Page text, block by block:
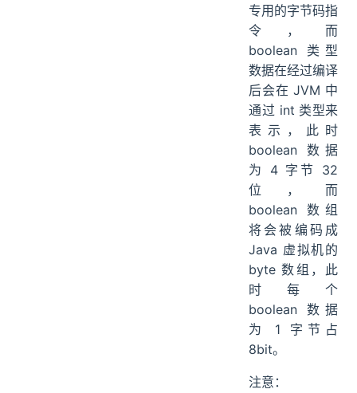
专用的字节码指
令，而
boolean 类型
数据在经过编译
后会在 JVM 中
通过 int 类型来
表示，此时
boolean 数据
为 4 字节 32
位，而
boolean 数组
将会被编码成
Java 虚拟机的
byte 数组，此
时每个
boolean 数据
为 1 字节占
8bit。
注意：